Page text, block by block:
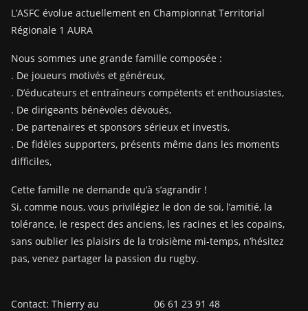
L’ASFC évolue actuellement en Championnat Territorial
Régionale 1 AURA
Nous sommes une grande famille composée :
. De joueurs motivés et généreux,
. D’éducateurs et entraîneurs compétents et enthousiastes,
. De dirigeants bénévoles dévoués,
. De partenaires et sponsors sérieux et investis,
. De fidèles supporters, présents même dans les moments
difficiles,
Cette famille ne demande qu’à s’agrandir !
Si, comme nous, vous privilégiez le don de soi, l’amitié, la
tolérance, le respect des anciens, les racines et les copains,
sans oublier les plaisirs de la troisième mi-temps, n’hésitez
pas, venez partager la passion du rugby.
Contact: Thierry au 06 61 23 91 48